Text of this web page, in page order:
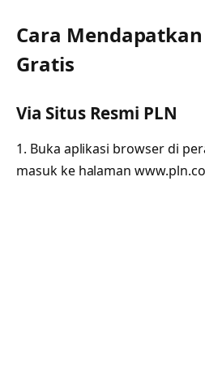
Cara
Gratis
Via Situs Resmi PLN
1. Buka aplikasi browser di
masuk ke halaman